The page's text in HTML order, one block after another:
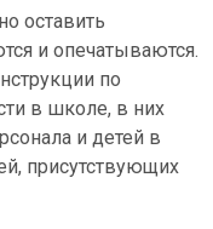
оставить
и опечатываются.
по
в школе, в них
и детей в
присутствующих